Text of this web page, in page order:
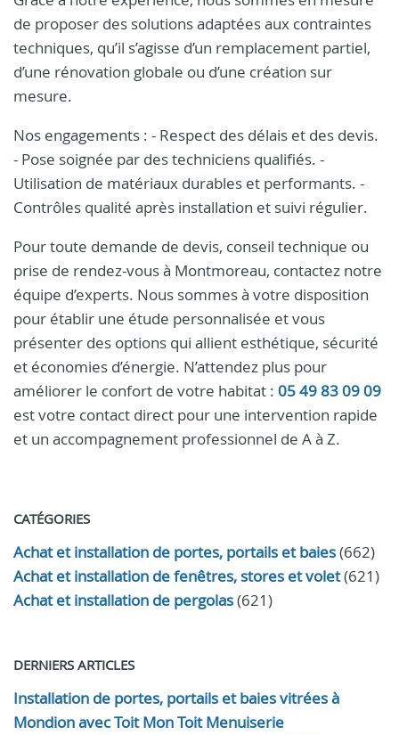
de proposer des solutions adaptées aux contraintes
techniques, qu’il s’agisse d’un remplacement partiel,
d’une rénovation globale ou d’une création sur
mesure.
Nos engagements : - Respect des délais et des devis.
- Pose soignée par des techniciens qualifiés. -
Utilisation de matériaux durables et performants. -
Contrôles qualité après installation et suivi régulier.
Pour toute demande de devis, conseil technique ou
prise de rendez-vous à Montmoreau, contactez notre
équipe d’experts. Nous sommes à votre disposition
pour établir une étude personnalisée et vous
présenter des options qui allient esthétique, sécurité
et économies d’énergie. N’attendez plus pour
améliorer le confort de votre habitat : 05 49 83 09 09
est votre contact direct pour une intervention rapide
et un accompagnement professionnel de A à Z.
CATÉGORIES
Achat et installation de portes, portails et baies(662)
Achat et installation de fenêtres, stores et volet(621)
Achat et installation de pergolas(621)
DERNIERS ARTICLES
Installation de portes, portails et baies vitrées à
Mondion avec Toit Mon Toit Menuiserie